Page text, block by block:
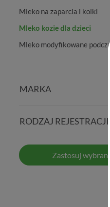
Mleko na zaparcia i kolki
Mleko kozie dla dzieci
Mleko modyfikowane
MARKA
RODZAJ REJESTRACJI
Zastosuj